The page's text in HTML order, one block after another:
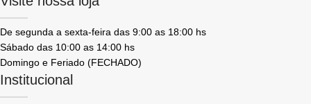
De segunda a sexta-feira das 9:00 as 18:00 hs
Sábado das 10:00 as 14:00 hs
Domingo e Feriado (FECHADO)
Institucional